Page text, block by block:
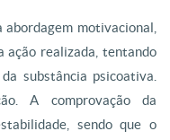
motivacional,
ação realizada, tentando
substância psicoativa.
A comprovação da
sendo que o